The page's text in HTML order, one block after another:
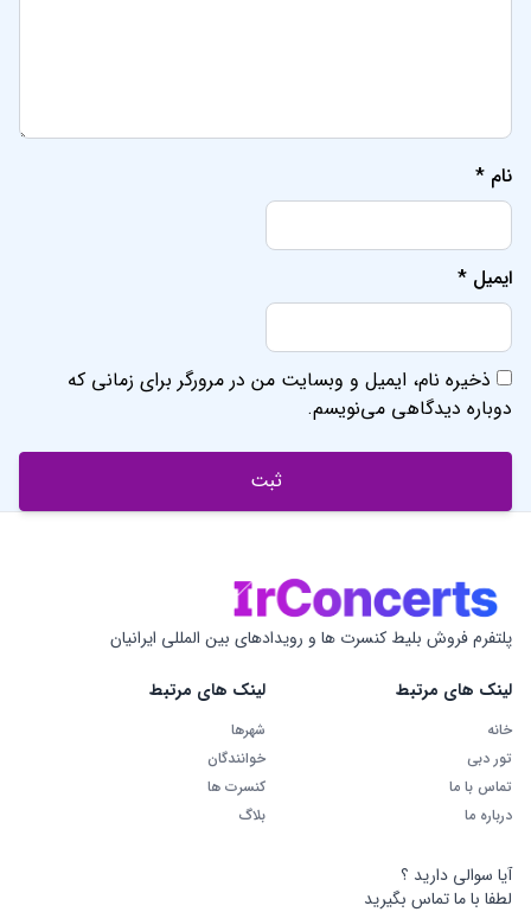
نام *
ایمیل *
ذخیره نام، ایمیل و وبسایت من در مرورگر برای زمانی که
دوباره دیدگاهی می‌نویسم.
پلتفرم فروش بلیط کنسرت ها و رویدادهای بین المللی ایرانیان
لینک های مرتبط
خانه
تور دبی
تماس با ما
درباره ما
لینک های مرتبط
شهرها
خوانندگان
کنسرت ها
بلاگ
آیا سوالی دارید ؟
لطفا با ما تماس بگیرید